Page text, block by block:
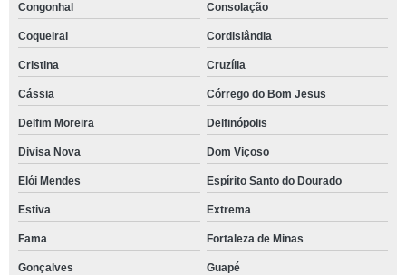
Congonhal Consolação
Coqueiral Cordislândia
Cristina Cruzília
Cássia Córrego do Bom Jesus
Delfim Moreira Delfinópolis
Divisa Nova Dom Viçoso
Elói Mendes Espírito Santo do Dourado
Estiva Extrema
Fama Fortaleza de Minas
Gonçalves Guapé